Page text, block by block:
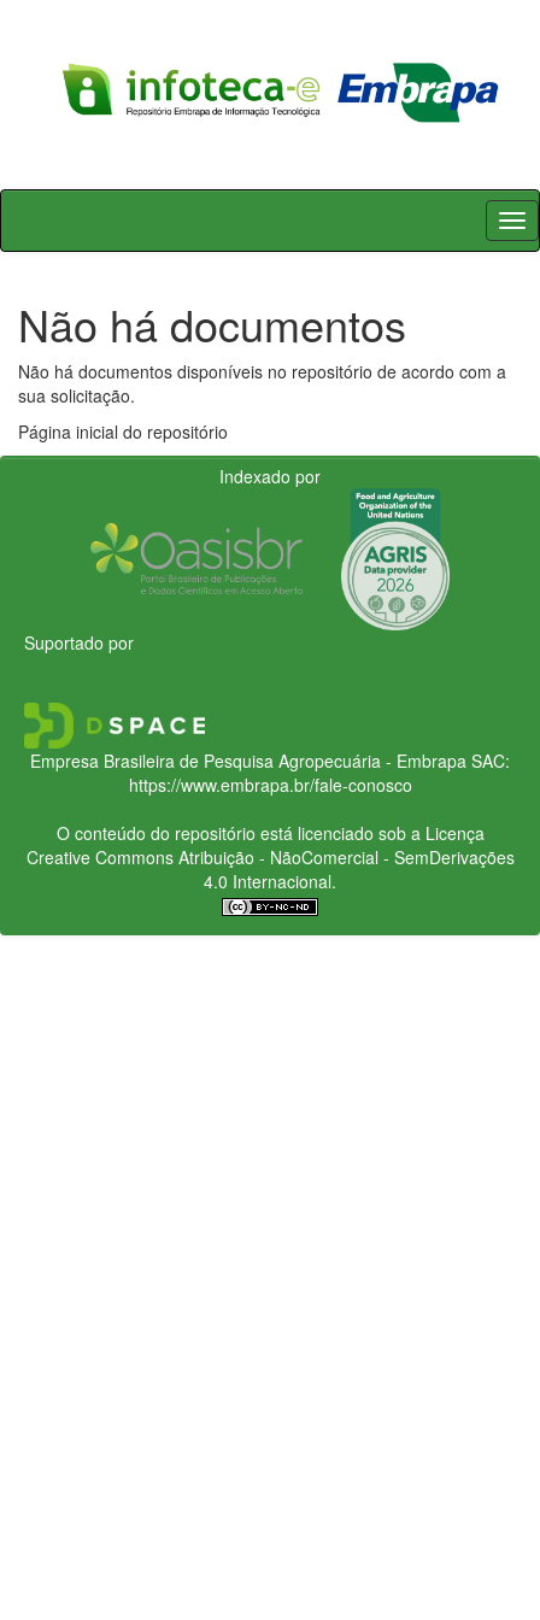
Skip
Não há documentos
Não há documentos disponíveis no repositório de acordo com a
sua solicitação.
Página inicial do repositório
Indexado por
Suportado por
Empresa Brasileira de Pesquisa Agropecuária - Embrapa SAC:
https://www.embrapa.br/fale-conosco
O conteúdo do repositório está licenciado sob a Licença
Creative CommonsAtribuição - NãoComercial - SemDerivações
4.0 Internacional.